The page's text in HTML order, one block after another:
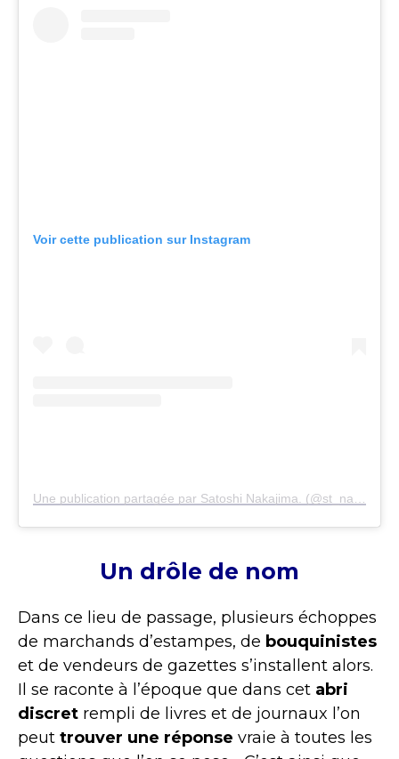
Voir cette publication sur Instagram
Un drôle de nom
Dans ce lieu de passage, plusieurs échoppes
de marchands d’estampes, de bouquinistes
et de vendeurs de gazettes s’installent alors.
Il se raconte à l’époque que dans cet abri
discret rempli de livres et de journaux l’on
peut trouver une réponse vraie à toutes les